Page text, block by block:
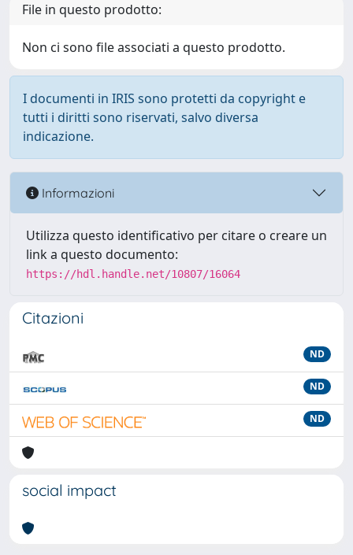
File in questo prodotto:
Non ci sono file associati a questo prodotto.
I documenti in IRIS sono protetti da copyright e
tutti i diritti sono riservati, salvo diversa
indicazione.
Informazioni
Utilizza questo identificativo per citare o creare un
link a questo documento:
https://hdl.handle.net/10807/16064
Citazioni
ND
ND
ND
social impact